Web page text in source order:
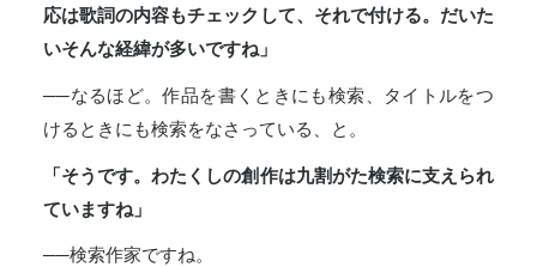
応は歌詞の内容もチェックして、それで付ける。だいた
いそんな経緯が多いですね」
──なるほど。作品を書くときにも検索、タイトルをつ
けるときにも検索をなさっている、と。
「そうです。わたくしの創作は九割がた検索に支えられ
ていますね」
──検索作家ですね。